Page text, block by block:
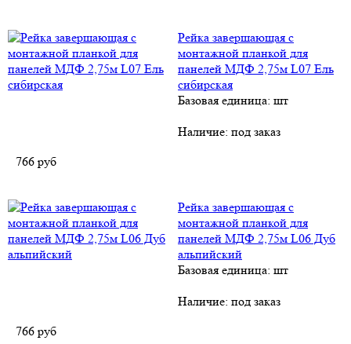
Рейка завершающая с
монтажной планкой для
панелей МДФ 2,75м L07 Ель
сибирская
Базовая единица: шт
Наличие: под заказ
766 руб
Рейка завершающая с
монтажной планкой для
панелей МДФ 2,75м L06 Дуб
альпийский
Базовая единица: шт
Наличие: под заказ
766 руб